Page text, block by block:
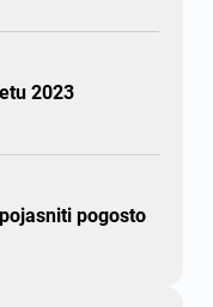
2023
pogosto